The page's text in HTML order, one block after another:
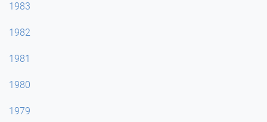
1983
1982
1981
1980
1979